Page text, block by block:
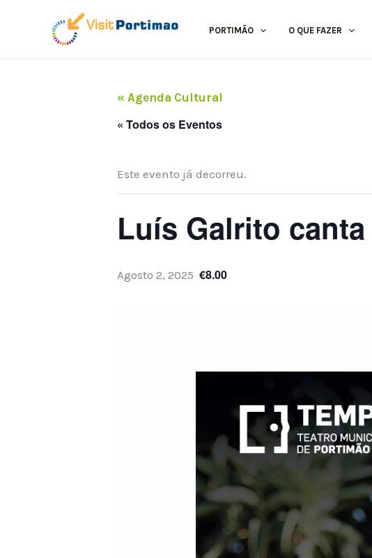
PORTIMÃO O QUE FAZER
« Agenda Cultural
« Todos os Eventos
Este evento já decorreu.
Luís Galrito
Agosto 2, 2025 €8.00